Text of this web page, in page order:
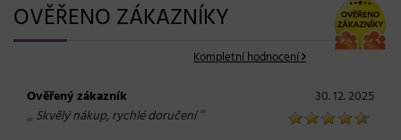
OVĚŘENO ZÁKAZNÍKY
Kompletní hodnocení
Ověřený zákazník 30. 12. 2025
„ Skvělý nákup, rychlé doručení“